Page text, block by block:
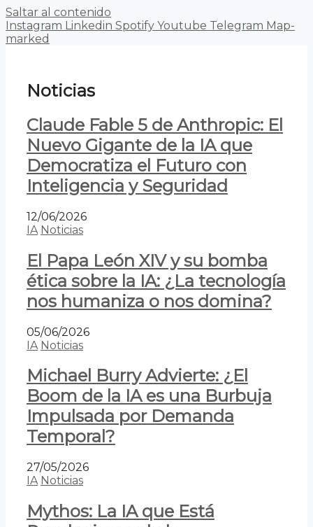
Saltar al contenido
Instagram Linkedin Spotify Youtube Telegram Map-
marked
Noticias
Claude Fable 5 de Anthropic: El
Nuevo Gigante de la IA que
Democratiza el Futuro con
Inteligencia y Seguridad
12/06/2026
IA Noticias
El Papa León XIV y su bomba
ética sobre la IA: ¿La tecnología
nos humaniza o nos domina?
05/06/2026
IA Noticias
Michael Burry Advierte: ¿El
Boom de la IA es una Burbuja
Impulsada por Demanda
Temporal?
27/05/2026
IA Noticias
Mythos: La IA que Está